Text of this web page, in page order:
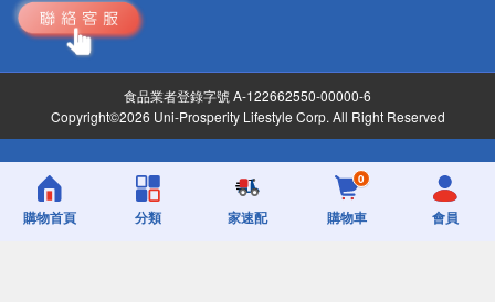
食品業者登錄字號 A-122662550-00000-6
Copyright©2026 Uni-Prosperity Lifestyle Corp. All Right Reserved
購物首頁 分類 家速配
0
購物車 會員